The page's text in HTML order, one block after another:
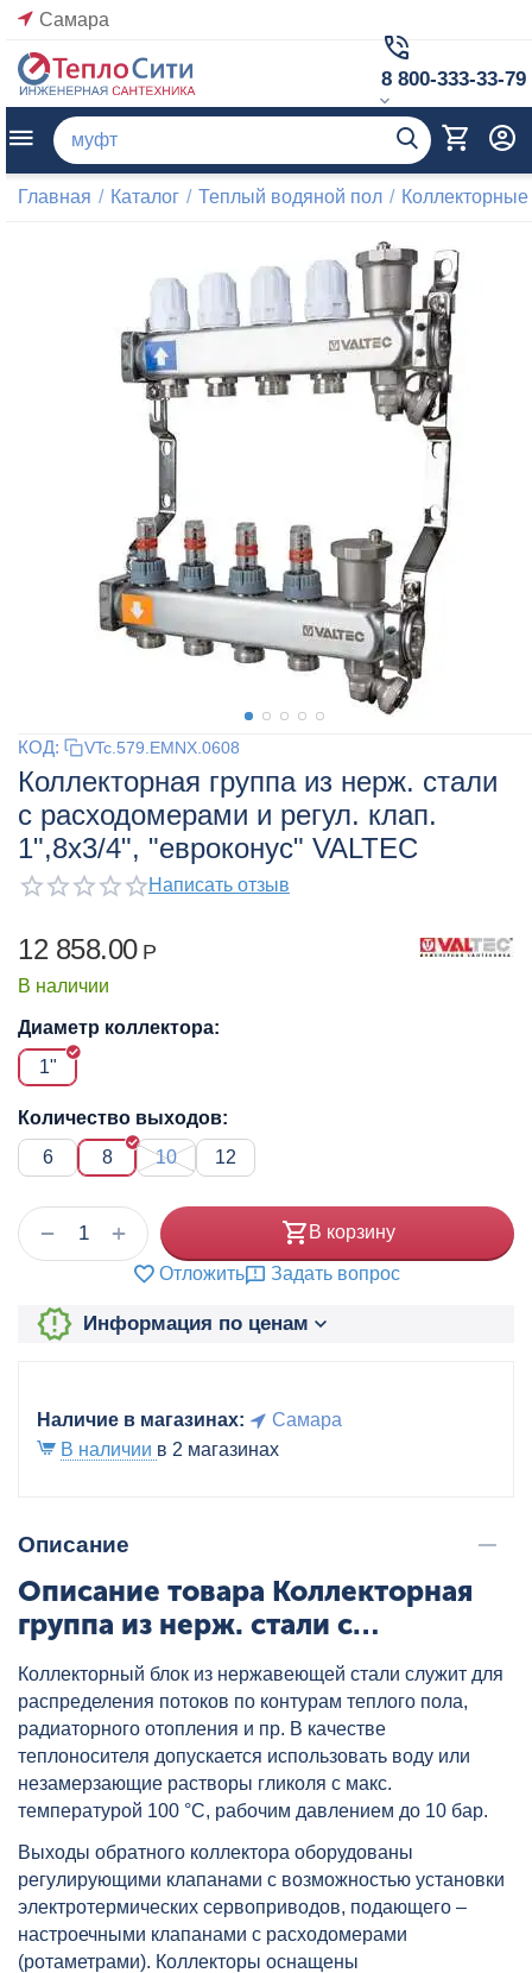
Самара
8 800-333-33-79
Главная / Каталог / Теплый водяной пол /
КОД: VTc.579.EMNX.0608
Коллекторная группа из нерж. стали
с расходомерами и регул. клап.
1",8x3/4", "евроконус" VALTEC
Написать отзыв
12 858.00 Р
В наличии
Диаметр коллектора:
1"
Количество выходов:
6
8 10 12
+
− В корзину
Отложить Задать вопрос
Информация по ценам
Наличие в магазинах:
Самара
В наличии в 2 магазинах
Описание
Описание товара Коллекторная
группа из нерж. стали с
расходомерами и регул. клап.
1",8x3/4", "евроконус" VALTEC,
артикул: VTc.579.EMNX.0608
Коллекторный блок из нержавеющей стали служит для
распределения потоков по контурам теплого пола,
радиаторного отопления и пр. В качестве
теплоносителя допускается использовать воду или
незамерзающие растворы гликоля с макс.
температурой 100 °С, рабочим давлением до 10 бар.
Выходы обратного коллектора оборудованы
регулирующими клапанами с возможностью установки
электротермических сервоприводов, подающего –
настроечными клапанами с расходомерами
(ротаметрами). Коллекторы оснащены